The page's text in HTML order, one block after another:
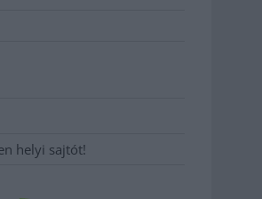
helyi sajtót!